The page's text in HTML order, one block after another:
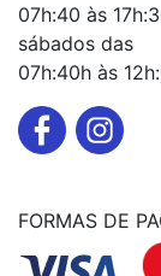
07h:40 às
sábados das
07h:40h às
FORMAS DE